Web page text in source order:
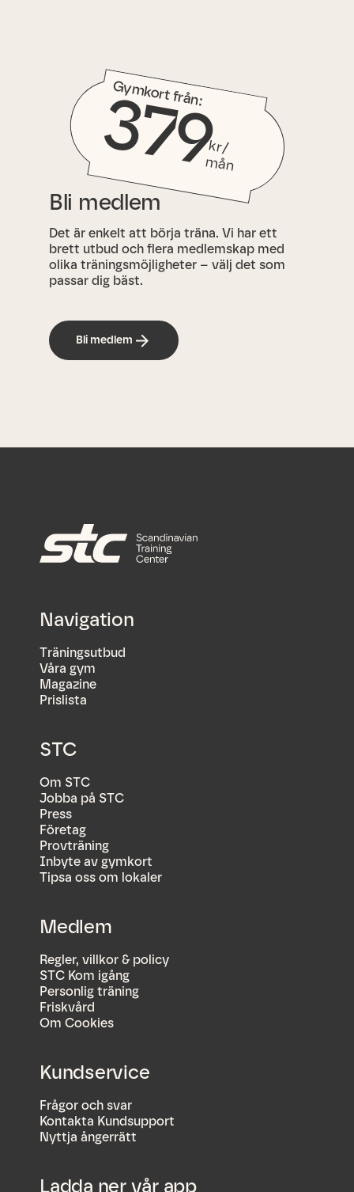
Bli medlem
Det är enkelt att börja träna. Vi har ett
brett utbud och flera medlemskap med
olika träningsmöjligheter – välj det som
passar dig bäst.
Bli medlem
Gymkort från:
379 kr/
m
ån
Navigation
Träningsutbud
Våra gym
Magazine
Prislista
STC
Om STC
Jobba på STC
Press
Företag
Provträning
Inbyte av gymkort
Tipsa oss om lokaler
Medlem
Regler, villkor & policy
STC Kom igång
Personlig träning
Friskvård
Om Cookies
Kundservice
Frågor och svar
Kontakta Kundsupport
Nyttja ångerrätt
Ladda ner vår app